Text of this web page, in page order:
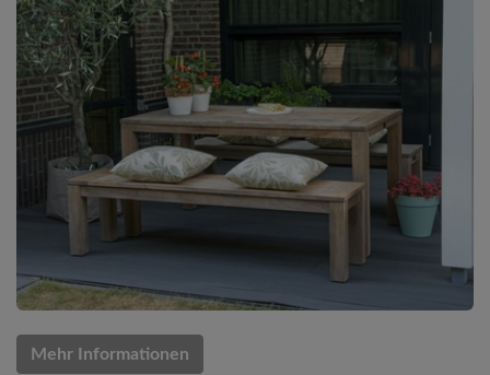
Mehr Informationen